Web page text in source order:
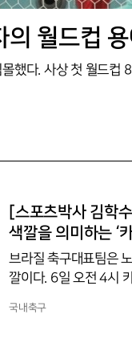
[스포츠박사 김학
색깔을 의미하는 ‘
브라질 축구대표팀은
깔이다. 6일 오전 4시
하의 모두 붉은색 유
국내축구